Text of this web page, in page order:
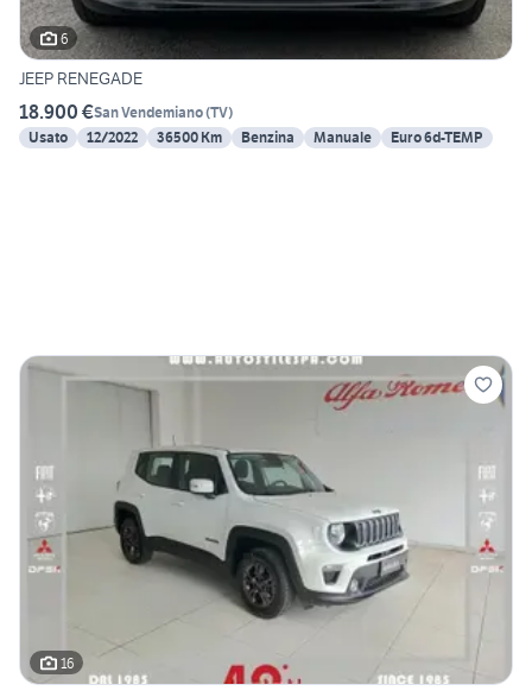
6
JEEP RENEGADE
18.900 €San Vendemiano(TV)
Usato
12/2022 36500 Km Benzina Manuale Euro 6d-TEMP
16